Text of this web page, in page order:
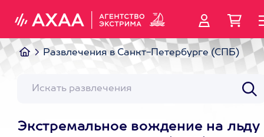
Развлечения в Санкт-Петербурге (СПБ)
Экстремальное вождение на льду